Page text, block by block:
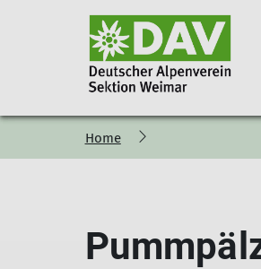
Mitglied werden
Organisation
Home